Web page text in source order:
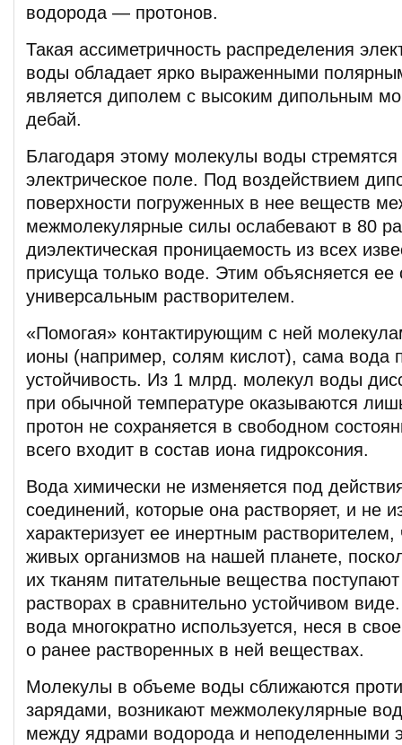
водорода — протонов.
Такая ассиметричность распределения
воды обладает ярко выраженными
является диполем с высоким дипольным
дебай.
Благодаря этому молекулы воды стремятся
электрическое поле. Под воздействием
поверхности погруженных в нее веществ
межмолекулярные силы ослабевают в 80
диэлектическая проницаемость из всех
присуща только воде. Этим объясняется ее
универсальным растворителем.
«Помогая» контактирующим с ней
ионы (например, солям кислот), сама вода
устойчивость. Из 1 млрд. молекул воды
при обычной температуре оказываются
протон не сохраняется в свободном
всего входит в состав иона гидроксония.
Вода химически не изменяется под
соединений, которые она растворяет, и не
характеризует ее инертным
живых организмов на нашей планете,
их тканям питательные вещества
растворах в сравнительно устойчивом
вода многократно используется, неся в
о ранее растворенных в ней веществах.
Молекулы в объеме воды сближаются
зарядами, возникают межмолекулярные
между ядрами водорода и неподеленными